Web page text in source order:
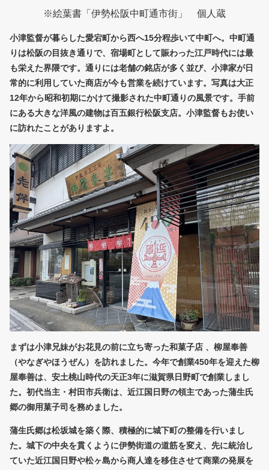
※絵葉書「伊勢松阪中町通市街」 個人蔵
小津監督が暮らした愛宕町から西へ15分程歩いて中町へ。中町通
りは松阪の目抜き通りで、宿場町として賑わった江戸時代には最
も栄えた界隈です。通りには老舗の銘店が多く並び、小津家が日
常的に利用していた商店が今も営業を続けています。写真は大正
12年から昭和初期にかけて撮影された中町通りの風景です。手前
にある大きな洋風の建物は百五銀行松阪支店。小津監督もお使い
に訪れたことがありますよ。
まずは小津兄妹がお花見の前に立ち寄った和菓子店 、柳屋奉善
（やなぎやほうぜん）を訪れました。今年で創業450年を迎えた柳
屋奉善は、安土桃山時代の天正3年に滋賀県日野町で創業しまし
た。初代当主・村田市兵衛は、近江国日野の領主であった蒲生氏
郷の御用菓子司を務めました。
蒲生氏郷は松坂城を築く際、積極的に城下町の整備を行いまし
た。城下の中央を貫くように伊勢街道の道筋を変え、先に統治し
ていた近江国日野や松ヶ島から商人達を移住させて商業の発展を